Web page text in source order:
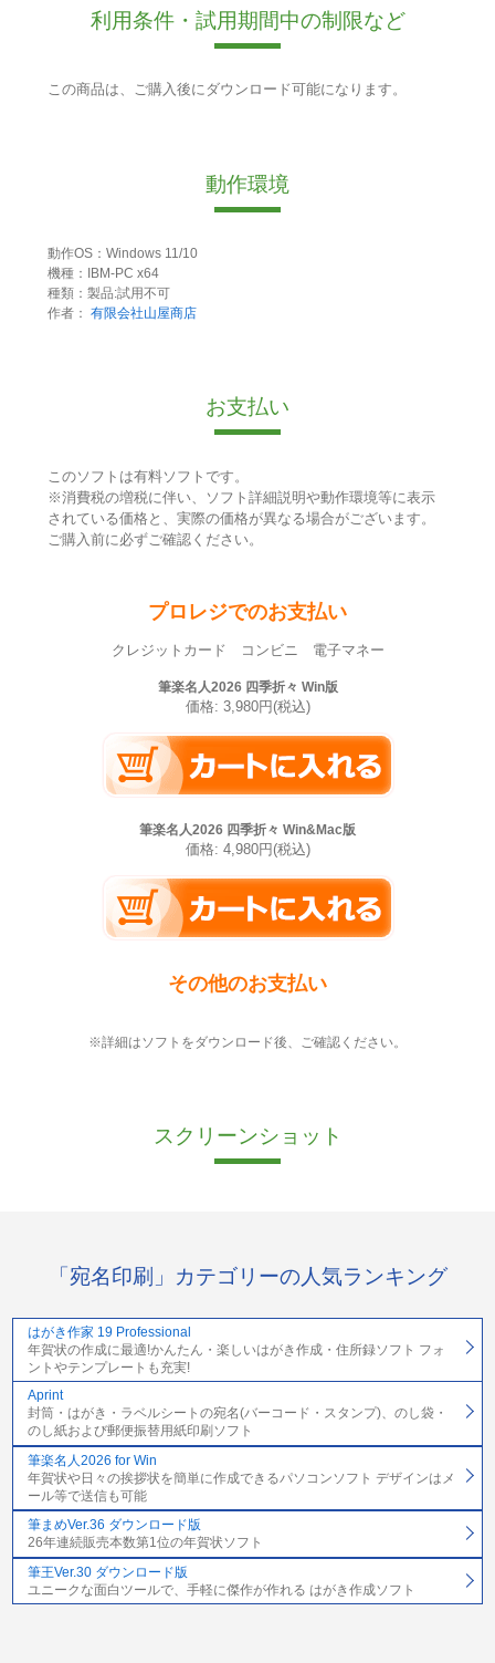
利用条件・試用期間中の制限など
この商品は、ご購入後にダウンロード可能になります。
動作環境
動作OS：Windows 11/10
機種：IBM-PC x64
種類：製品:試用不可
作者： 有限会社山屋商店
お支払い
このソフトは有料ソフトです。
※消費税の増税に伴い、ソフト詳細説明や動作環境等に表示
されている価格と、実際の価格が異なる場合がございます。
ご購入前に必ずご確認ください。
プロレジでのお支払い
クレジットカード コンビニ 電子マネー
筆楽名人2026 四季折々 Win版
価格: 3,980円(税込)
筆楽名人2026 四季折々 Win&Mac版
価格: 4,980円(税込)
その他のお支払い
※詳細はソフトをダウンロード後、ご確認ください。
スクリーンショット
「宛名印刷」カテゴリーの人気ランキング
はがき作家 19 Professional
年賀状の作成に最適!かんたん・楽しいはがき作成・住所録ソフト フォ
ントやテンプレートも充実!
Aprint
封筒・はがき・ラベルシートの宛名(バーコード・スタンプ)、のし袋・
のし紙および郵便振替用紙印刷ソフト
筆楽名人2026 for Win
年賀状や日々の挨拶状を簡単に作成できるパソコンソフト デザインはメ
ール等で送信も可能
筆まめVer.36 ダウンロード版
26年連続販売本数第1位の年賀状ソフト
筆王Ver.30 ダウンロード版
ユニークな面白ツールで、手軽に傑作が作れる はがき作成ソフト